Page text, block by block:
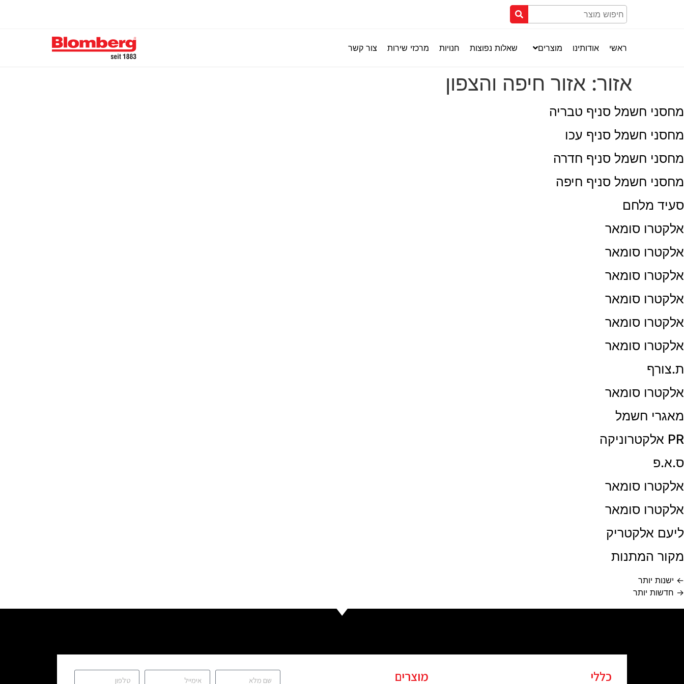
ראשי אודותינו מוצרים שאלות נפוצות חנויות מרכזי שירות צור קשר
אזור: אזור חיפה והצפון
מחסני חשמל סניף טבריה
מחסני חשמל סניף עכו
מחסני חשמל סניף חדרה
מחסני חשמל סניף חיפה
סעיד מלחם
אלקטרו סומאר
אלקטרו סומאר
אלקטרו סומאר
אלקטרו סומאר
אלקטרו סומאר
אלקטרו סומאר
ת.צורף
אלקטרו סומאר
מאגרי חשמל
PR אלקטרוניקה
ס.א.פ
אלקטרו סומאר
אלקטרו סומאר
ליעם אלקטריק
מקור המתנות
← ישנות יותר
→ חדשות יותר
כללי מוצרים